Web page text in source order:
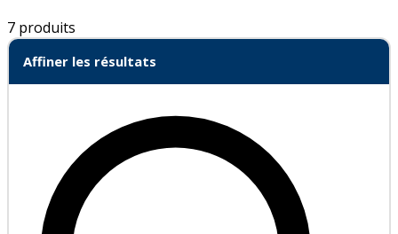
7 produits
Affiner les résultats